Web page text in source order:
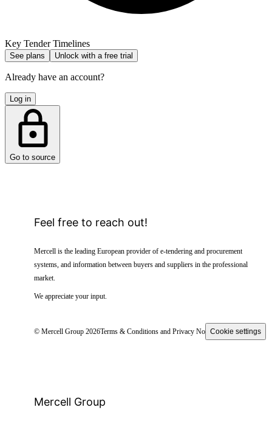
Key Tender Timelines
See plans Unlock with a free trial
Already have an account?
Log in
Go to source
Feel free to reach out!
Mercell is the leading European provider of e-tendering and procurement
systems, and information between buyers and suppliers in the professional
market.
We appreciate your input.
© Mercell Group 2026Terms & Conditions and Privacy NoticeCookie settings
Mercell Group